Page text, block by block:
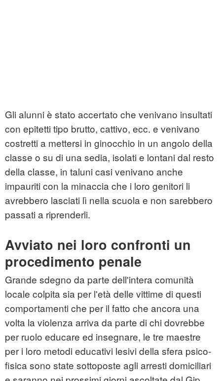
Gli alunni è stato accertato che venivano insultati
con epitetti tipo brutto, cattivo, ecc. e venivano
costretti a mettersi in ginocchio in un angolo della
classe o su di una sedia, isolati e lontani dal resto
della classe, in taluni casi venivano anche
impauriti con la minaccia che i loro genitori li
avrebbero lasciati lì nella scuola e non sarebbero
passati a riprenderli.
Avviato nei loro confronti un
procedimento penale
Grande sdegno da parte dell'intera comunità
locale colpita sia per l'età delle vittime di questi
comportamenti che per il fatto che ancora una
volta la violenza arriva da parte di chi dovrebbe
per ruolo educare ed insegnare, le tre maestre
per i loro metodi educativi lesivi della sfera psico-
fisica sono state sottoposte agli arresti domiciliari